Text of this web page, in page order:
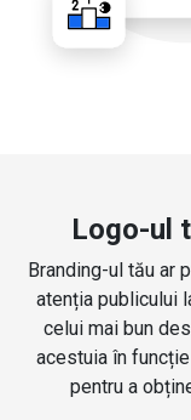
Logo-ul
Branding-ul tău ar
atenția publicului
celui mai bun
acestuia în
pentru a